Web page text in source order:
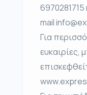
mail
Για
ευκαιρίες,